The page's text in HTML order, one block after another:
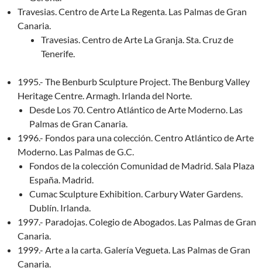
Travesias. Centro de Arte La Regenta. Las Palmas de Gran
Canaria.
Travesias. Centro de Arte La Granja. Sta. Cruz de
Tenerife.
1995.- The Benburb Sculpture Project. The Benburg Valley
Heritage Centre. Armagh. Irlanda del Norte.
Desde Los 70. Centro Atlántico de Arte Moderno. Las
Palmas de Gran Canaria.
1996.- Fondos para una colección. Centro Atlántico de Arte
Moderno. Las Palmas de G.C.
Fondos de la colección Comunidad de Madrid. Sala Plaza
España. Madrid.
Cumac Sculpture Exhibition. Carbury Water Gardens.
Dublín. Irlanda.
1997.- Paradojas. Colegio de Abogados. Las Palmas de Gran
Canaria.
1999.- Arte a la carta. Galería Vegueta. Las Palmas de Gran
Canaria.